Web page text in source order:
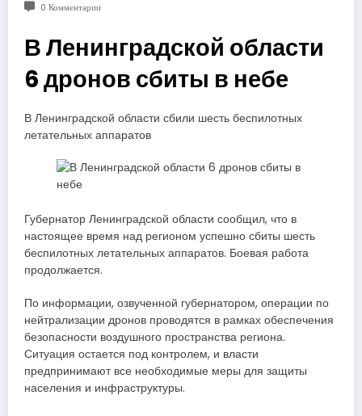
0 Комментарии
В Ленинградской области
6 дронов сбиты в небе
В Ленинградской области сбили шесть беспилотных
летательных аппаратов
Губернатор Ленинградской области сообщил, что в
настоящее время над регионом успешно сбиты шесть
беспилотных летательных аппаратов. Боевая работа
продолжается.
По информации, озвученной губернатором, операции по
нейтрализации дронов проводятся в рамках обеспечения
безопасности воздушного пространства региона.
Ситуация остается под контролем, и власти
предпринимают все необходимые меры для защиты
населения и инфраструктуры.